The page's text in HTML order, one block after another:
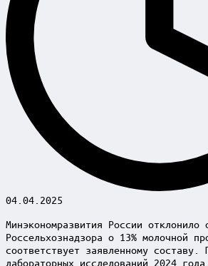
04.04.2025
Минэкономразвития России отклонило
Россельхознадзора о 13% молочной
соответствует заявленному составу.
лабораторных исследований 2024